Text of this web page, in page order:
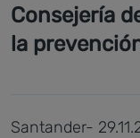
Consejería
la
Santander-